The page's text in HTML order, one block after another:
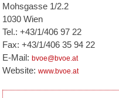
Mohsgasse 1/2.2
1030 Wien
Tel.: +43/1/406 97 22
Fax: +43/1/406 35 94 22
E-Mail:bvoe@bvoe.at
Website:www.bvoe.at